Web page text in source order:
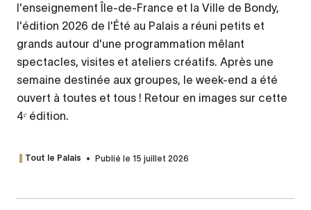
l'enseignement Île-de-France et la Ville de Bondy,
l'édition 2026 de l'Été au Palais a réuni petits et
grands autour d'une programmation mêlant
spectacles, visites et ateliers créatifs. Après une
semaine destinée aux groupes, le week-end a été
ouvert à toutes et tous ! Retour en images sur cette
4ᵉ édition.
Tout le Palais Publié le 15 juillet 2026